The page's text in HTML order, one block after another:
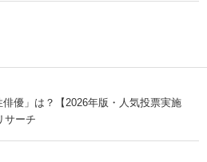
優」は？【2026年版・人気投票実施
サーチ